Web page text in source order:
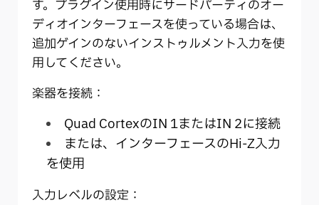
す。プラグイン使用時にサードパーティのオー
ディオインターフェースを使っている場合は、
追加ゲインのないインストゥルメント入力を使
用してください。
楽器を接続：
Quad CortexのIN 1またはIN 2に接続
または、インターフェースのHi-Z入力
を使用
入力レベルの設定：